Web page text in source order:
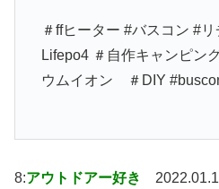
＃ffヒーター #バスコン #
Lifepo4 ＃自作キャンピン
ウムイオン ＃DIY
8:アウトドアー好き